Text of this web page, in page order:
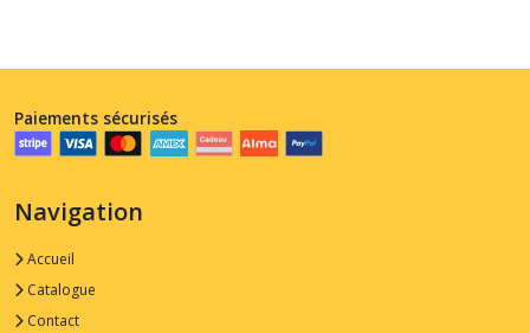
Paiements sécurisés
Navigation
Accueil
Catalogue
Contact